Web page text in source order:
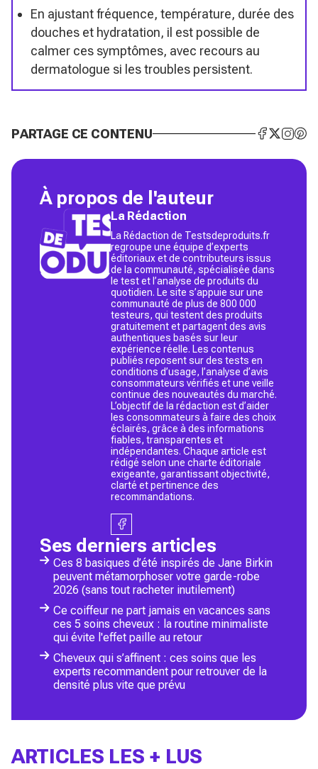
En ajustant fréquence, température, durée des
douches et hydratation, il est possible de
calmer ces symptômes, avec recours au
dermatologue si les troubles persistent.
PARTAGE CE CONTENU
À propos de l'auteur
La Rédaction
La Rédaction de Testsdeproduits.fr
regroupe une équipe d’experts
éditoriaux et de contributeurs issus
de la communauté, spécialisée dans
le test et l’analyse de produits du
quotidien. Le site s’appuie sur une
communauté de plus de 800 000
testeurs, qui testent des produits
gratuitement et partagent des avis
authentiques basés sur leur
expérience réelle. Les contenus
publiés reposent sur des tests en
conditions d’usage, l’analyse d’avis
consommateurs vérifiés et une veille
continue des nouveautés du marché.
L’objectif de la rédaction est d’aider
les consommateurs à faire des choix
éclairés, grâce à des informations
fiables, transparentes et
indépendantes. Chaque article est
rédigé selon une charte éditoriale
exigeante, garantissant objectivité,
clarté et pertinence des
recommandations.
Ses derniers articles
Ces 8 basiques d’été inspirés de Jane Birkin
peuvent métamorphoser votre garde-robe
2026 (sans tout racheter inutilement)
Ce coiffeur ne part jamais en vacances sans
ces 5 soins cheveux : la routine minimaliste
qui évite l'effet paille au retour
Cheveux qui s’affinent : ces soins que les
experts recommandent pour retrouver de la
densité plus vite que prévu
ARTICLES LES + LUS